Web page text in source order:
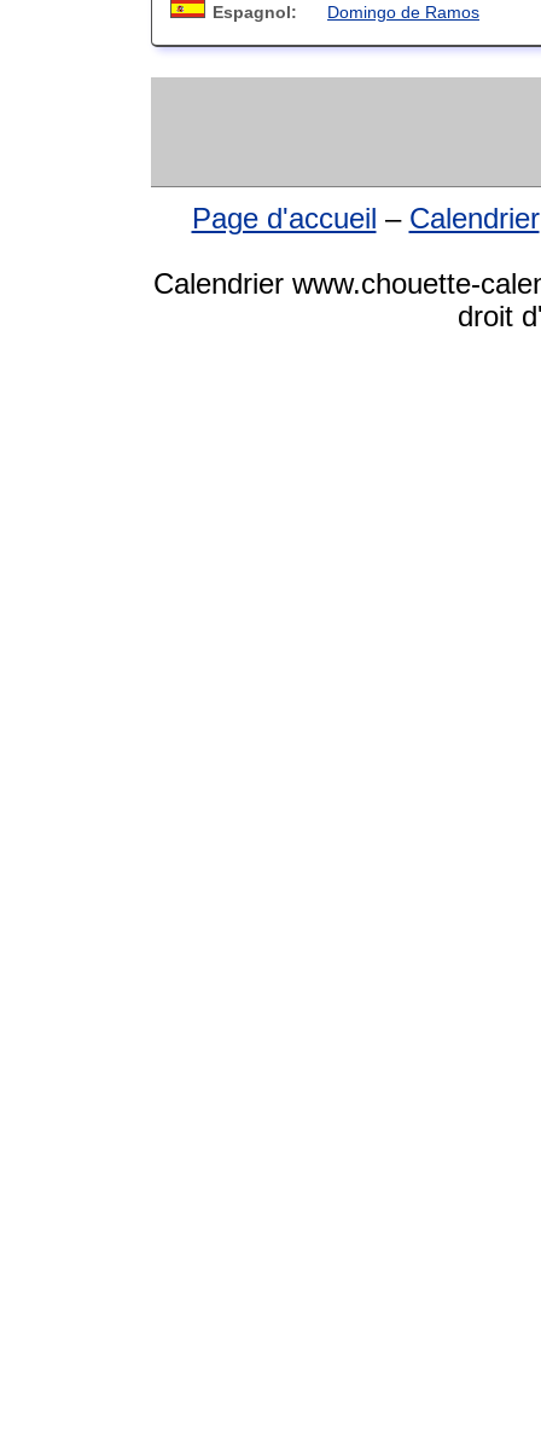
Espagnol:
Domingo de Ramos
Page d'accueil – Calendrier
Calendrier www.chouette-
droit